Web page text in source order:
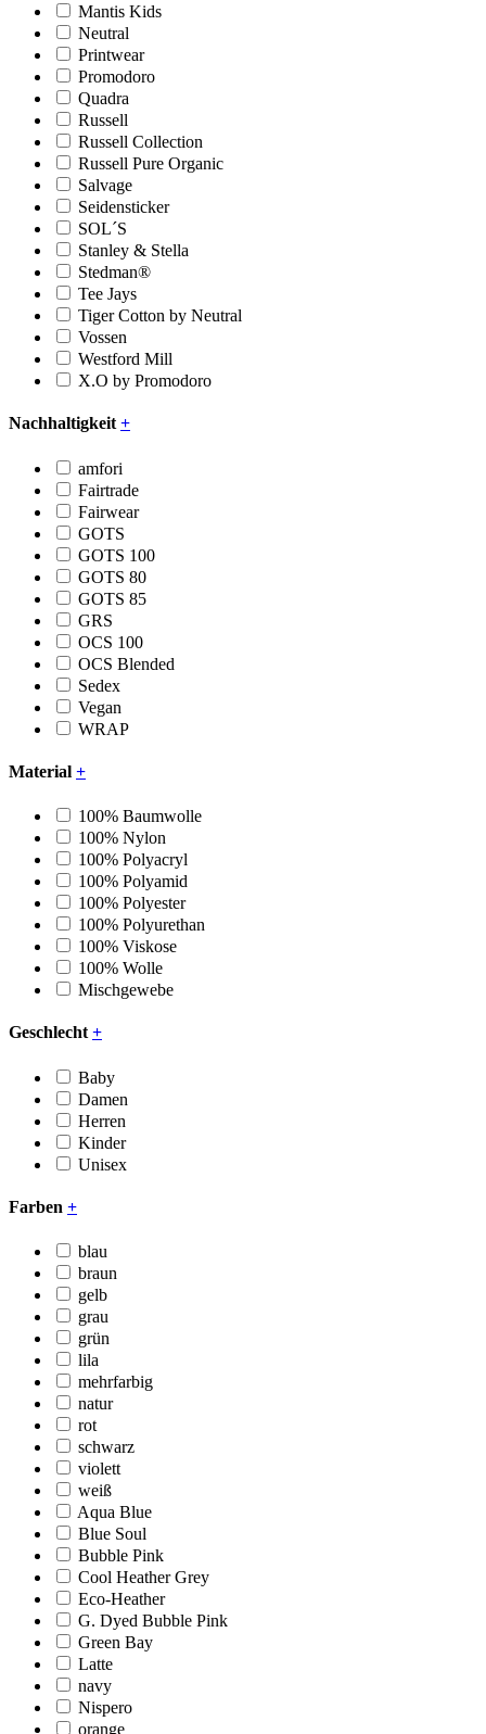
Mantis Kids
Neutral
Printwear
Promodoro
Quadra
Russell
Russell Collection
Russell Pure Organic
Salvage
Seidensticker
SOL´S
Stanley & Stella
Stedman®
Tee Jays
Tiger Cotton by Neutral
Vossen
Westford Mill
X.O by Promodoro
Nachhaltigkeit +
amfori
Fairtrade
Fairwear
GOTS
GOTS 100
GOTS 80
GOTS 85
GRS
OCS 100
OCS Blended
Sedex
Vegan
WRAP
Material +
100% Baumwolle
100% Nylon
100% Polyacryl
100% Polyamid
100% Polyester
100% Polyurethan
100% Viskose
100% Wolle
Mischgewebe
Geschlecht +
Baby
Damen
Herren
Kinder
Unisex
Farben +
blau
braun
gelb
grau
grün
lila
mehrfarbig
natur
rot
schwarz
violett
weiß
Aqua Blue
Blue Soul
Bubble Pink
Cool Heather Grey
Eco-Heather
G. Dyed Bubble Pink
Green Bay
Latte
navy
Nispero
orange